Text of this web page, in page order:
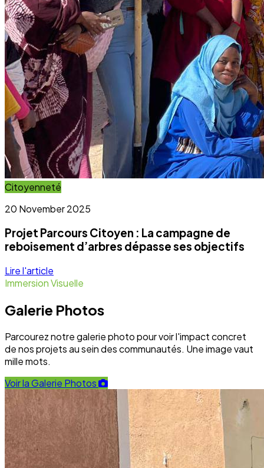
Projet Parcours Citoyen : La campagne de
reboisement d’arbres dépasse ses objectifs
Lire l'article
Immersion Visuelle
Galerie Photos
Parcourez notre galerie photo pour voir l'impact concret
de nos projets au sein des communautés. Une image vaut
mille mots.
Voir la Galerie Photos